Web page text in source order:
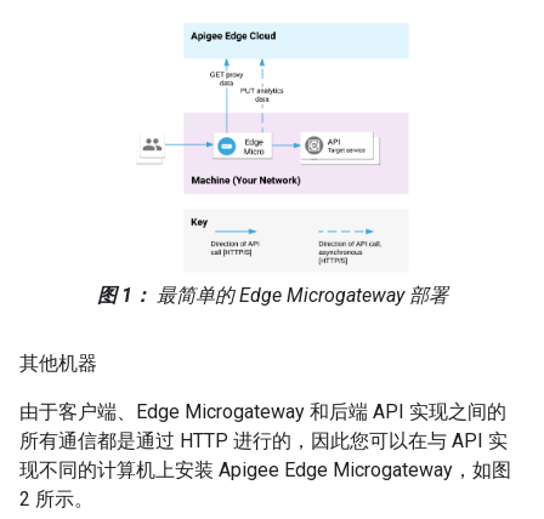
图 1： 最简单的 Edge Microgateway 部署
其他机器
由于客户端、Edge Microgateway 和后端 API 实现之间的
所有通信都是通过 HTTP 进行的，因此您可以在与 API 实
现不同的计算机上安装 Apigee Edge Microgateway，如图
2 所示。